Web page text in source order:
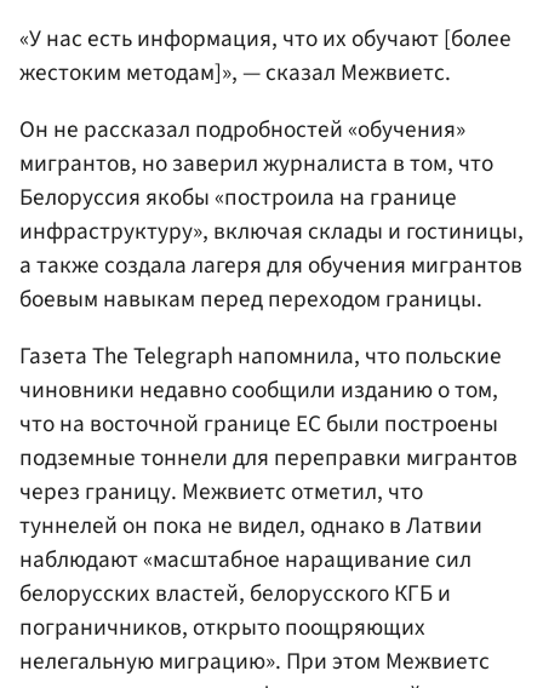
«У нас есть информация, что их обучают [более
жестоким методам]», — сказал Межвиетс.
Он не рассказал подробностей «обучения»
мигрантов, но заверил журналиста в том, что
Белоруссия якобы «построила на границе
инфраструктуру», включая склады и гостиницы,
а также создала лагеря для обучения мигрантов
боевым навыкам перед переходом границы.
Газета The Telegraph напомнила, что польские
чиновники недавно сообщили изданию о том,
что на восточной границе ЕС были построены
подземные тоннели для переправки мигрантов
через границу. Межвиетс отметил, что
туннелей он пока не видел, однако в Латвии
наблюдают «масштабное наращивание сил
белорусских властей, белорусского КГБ и
пограничников, открыто поощряющих
нелегальную миграцию». При этом Межвиетс